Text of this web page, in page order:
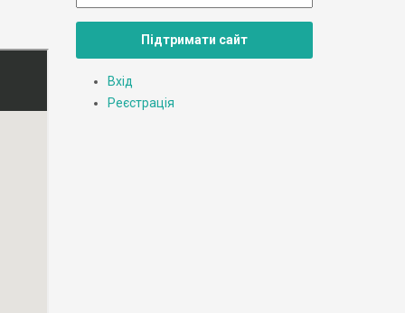
Підтримати сайт
Вхід
Реєстрація